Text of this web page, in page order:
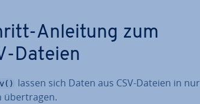
Anleitung zum
Dateien
lassen sich Daten aus CSV-Dateien in nur
über­tra­gen.